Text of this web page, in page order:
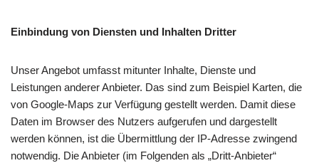
Einbindung von Diensten und Inhalten Dritter
Unser Angebot umfasst mitunter Inhalte, Dienste und
Leistungen anderer Anbieter. Das sind zum Beispiel Karten, die
von Google-Maps zur Verfügung gestellt werden. Damit diese
Daten im Browser des Nutzers aufgerufen und dargestellt
werden können, ist die Übermittlung der IP-Adresse zwingend
notwendig. Die Anbieter (im Folgenden als „Dritt-Anbieter“